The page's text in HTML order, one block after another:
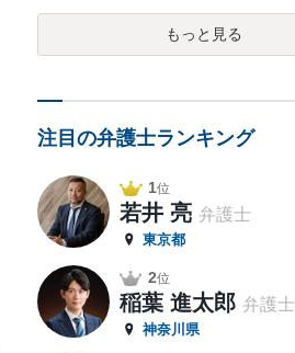
もっと見る
注目の弁護士ランキング
1位
若井 亮 弁護士
東京都
2位
稲葉 進太郎 弁護士
神奈川県